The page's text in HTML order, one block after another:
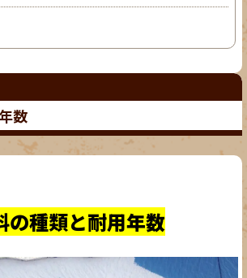
数
の種類と耐用年数